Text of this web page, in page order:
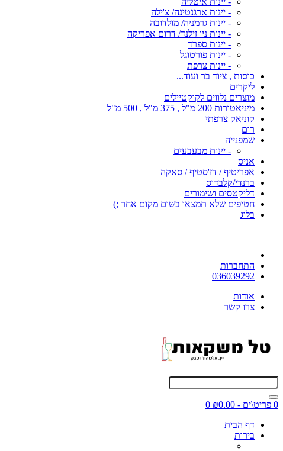
- יינות ארגנטינה/ צ'ילה
- יינות גרמניה/ מולדובה
- יינות ניו זילנד/ דרום אפריקה
- יינות ספרד
- יינות פורטוגל
- יינות צרפת
כוסות , ציוד בר ועוד...
ליקרים
מוצרים נלווים לקוקטיילים
מיניאטורות 200 מ"ל , 375 מ"ל , 500 מ"ל
קוניאק צרפתי
רום
שמפנייה
- יינות מבעבעים
אניס
אפריטיף / דז'סטיף / סאקה
ברנדי/קלבדוס
דליקטסים ושימורים
חטיפים שלא תמצאו בשום מקום אחר ;)
בלוג
התחברות
036039292
אודות
צרו קשר
0 פריט\ים - ₪0.00
0
דף הבית
בירות